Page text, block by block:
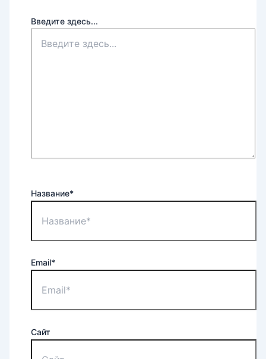
Введите здесь...
Название*
Email*
Сайт